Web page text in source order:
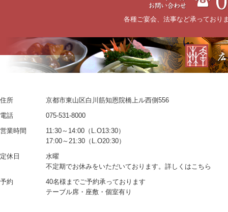
各種ご宴会、法事など承っており
住所
京都市東山区白川筋知恩院橋上ル西側556
電話
075-531-8000
営業時間
11:30～14:00（L.O13:30）
17:00～21:30（L.O20:30）
定休日
水曜
不定期でお休みをいただいております。詳しくはこちら
予約
40名様までご予約承っております
テーブル席・座敷・個室有り